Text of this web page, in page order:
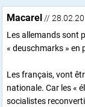
Macarel //
Les allemands sont
« deuschmarks » en
Les français, vont
nationale. Car les «
socialistes